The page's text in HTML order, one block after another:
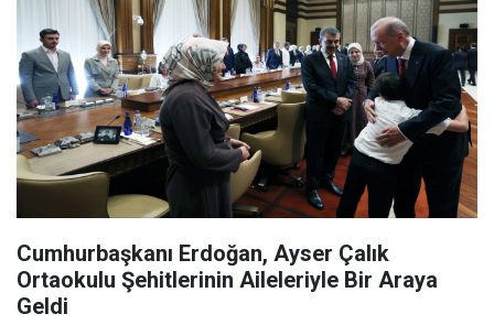
Cumhurbaşkanı Erdoğan, Ayser Çalık
Ortaokulu Şehitlerinin Aileleriyle Bir Araya
Geldi